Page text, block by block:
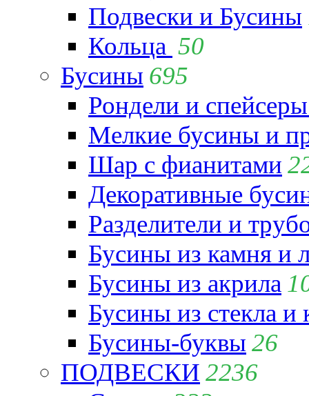
Подвески и Бусины
Кольца 50
Бусины 695
Рондели и
Мелкие бусины и
Шар с фианитами
Декоративные
Разделители и
Бусины из камня и
Бусины из акрила
Бусины из стекла и
Бусины-буквы 26
ПОДВЕСКИ 2236